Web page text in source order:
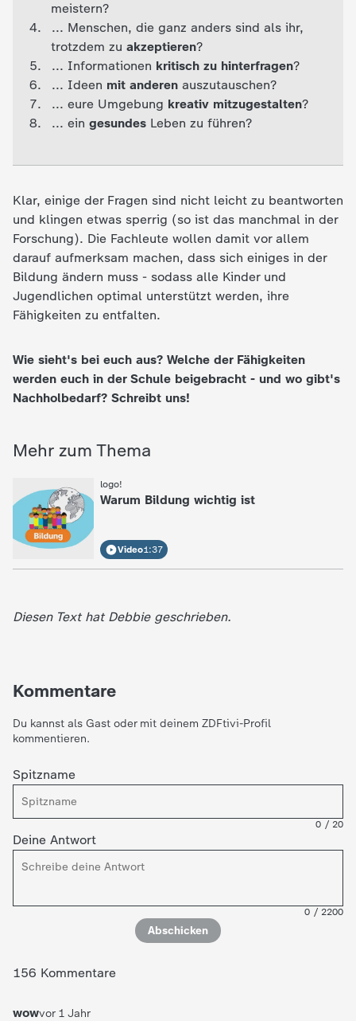
e
Z
D
meistern?
... Menschen, die ganz anders sind als ihr,
trotzdem zuakzeptieren?
... Informationen kritisch zu hinterfragen?
... Ideen mit anderenauszutauschen?
... eure Umgebung kreativ mitzugestalten?
... eingesundes Leben zu führen?
Klar, einige der Fragen sind nicht leicht zu beantworten
und klingen etwas sperrig (so ist das manchmal in der
Forschung). Die Fachleute wollen damit vor allem
darauf aufmerksam machen, dass sich einiges in der
Bildung ändern muss - sodass alle Kinder und
Jugendlichen optimal unterstützt werden, ihre
Fähigkeiten zu entfalten.
Wie sieht's bei euch aus? Welche der Fähigkeiten
werden euch in der Schule beigebracht - und wo gibt's
Nachholbedarf? Schreibt uns!
Mehr zum Thema
logo!
Warum Bildung wichtig ist
Video1:37
Diesen Text hat Debbie geschrieben.
Kommentare
Du kannst als Gast oder mit deinem ZDFtivi-Profil
kommentieren.
Spitzname
0 / 20
Deine Antwort
0 / 2200
Abschicken
156 Kommentare
wowvor 1 Jahr